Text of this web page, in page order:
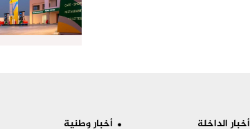
أخبار الداخلة أخبار وطنية